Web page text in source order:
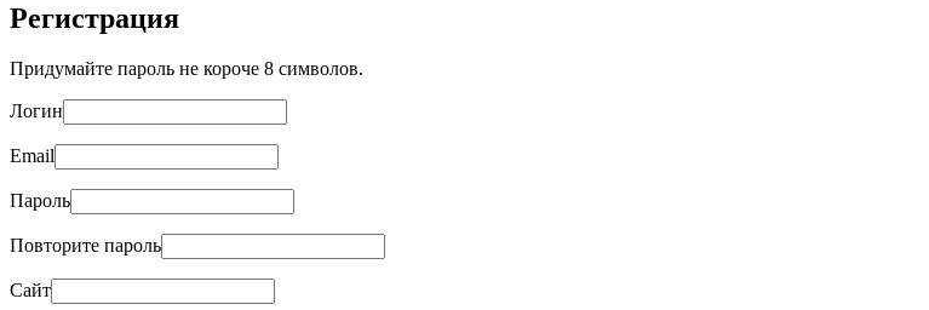
Регистрация
Придумайте пароль не короче 8 символов.
Логин
Email
Пароль
Повторите пароль
Сайт